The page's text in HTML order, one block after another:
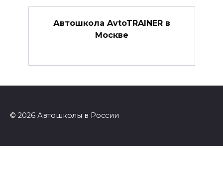
Автошкола AvtoTRAINER в
Москве
© 2026 Автошколы в России